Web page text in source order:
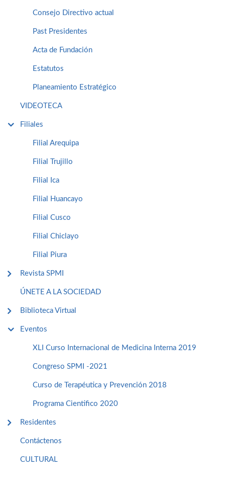
Consejo Directivo actual
Past Presidentes
Acta de Fundación
Estatutos
Planeamiento Estratégico
VIDEOTECA
Filiales
Filial Arequipa
Filial Trujillo
Filial Ica
Filial Huancayo
Filial Cusco
Filial Chiclayo
Filial Piura
Revista SPMI
ÚNETE A LA SOCIEDAD
Biblioteca Virtual
Eventos
XLI Curso Internacional de Medicina Interna 2019
Congreso SPMI -2021
Curso de Terapéutica y Prevención 2018
Programa Cientifico 2020
Residentes
Contáctenos
CULTURAL